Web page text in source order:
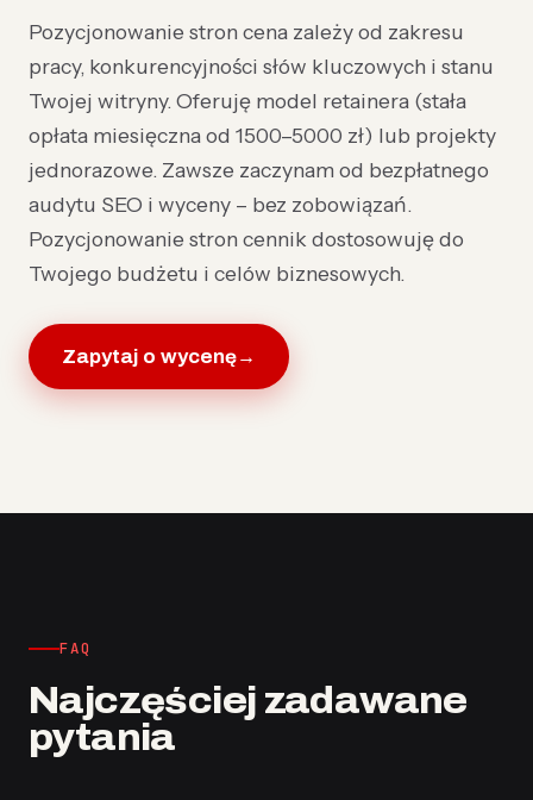
Pozycjonowanie stron cena zależy od zakresu
pracy, konkurencyjności słów kluczowych i stanu
Twojej witryny. Oferuję model retainera (stała
opłata miesięczna od 1500–5000 zł) lub projekty
jednorazowe. Zawsze zaczynam od bezpłatnego
audytu SEO i wyceny – bez zobowiązań.
Pozycjonowanie stron cennik dostosowuję do
Twojego budżetu i celów biznesowych.
Zapytaj o wycenę→
FAQ
Najczęściej zadawane
pytania